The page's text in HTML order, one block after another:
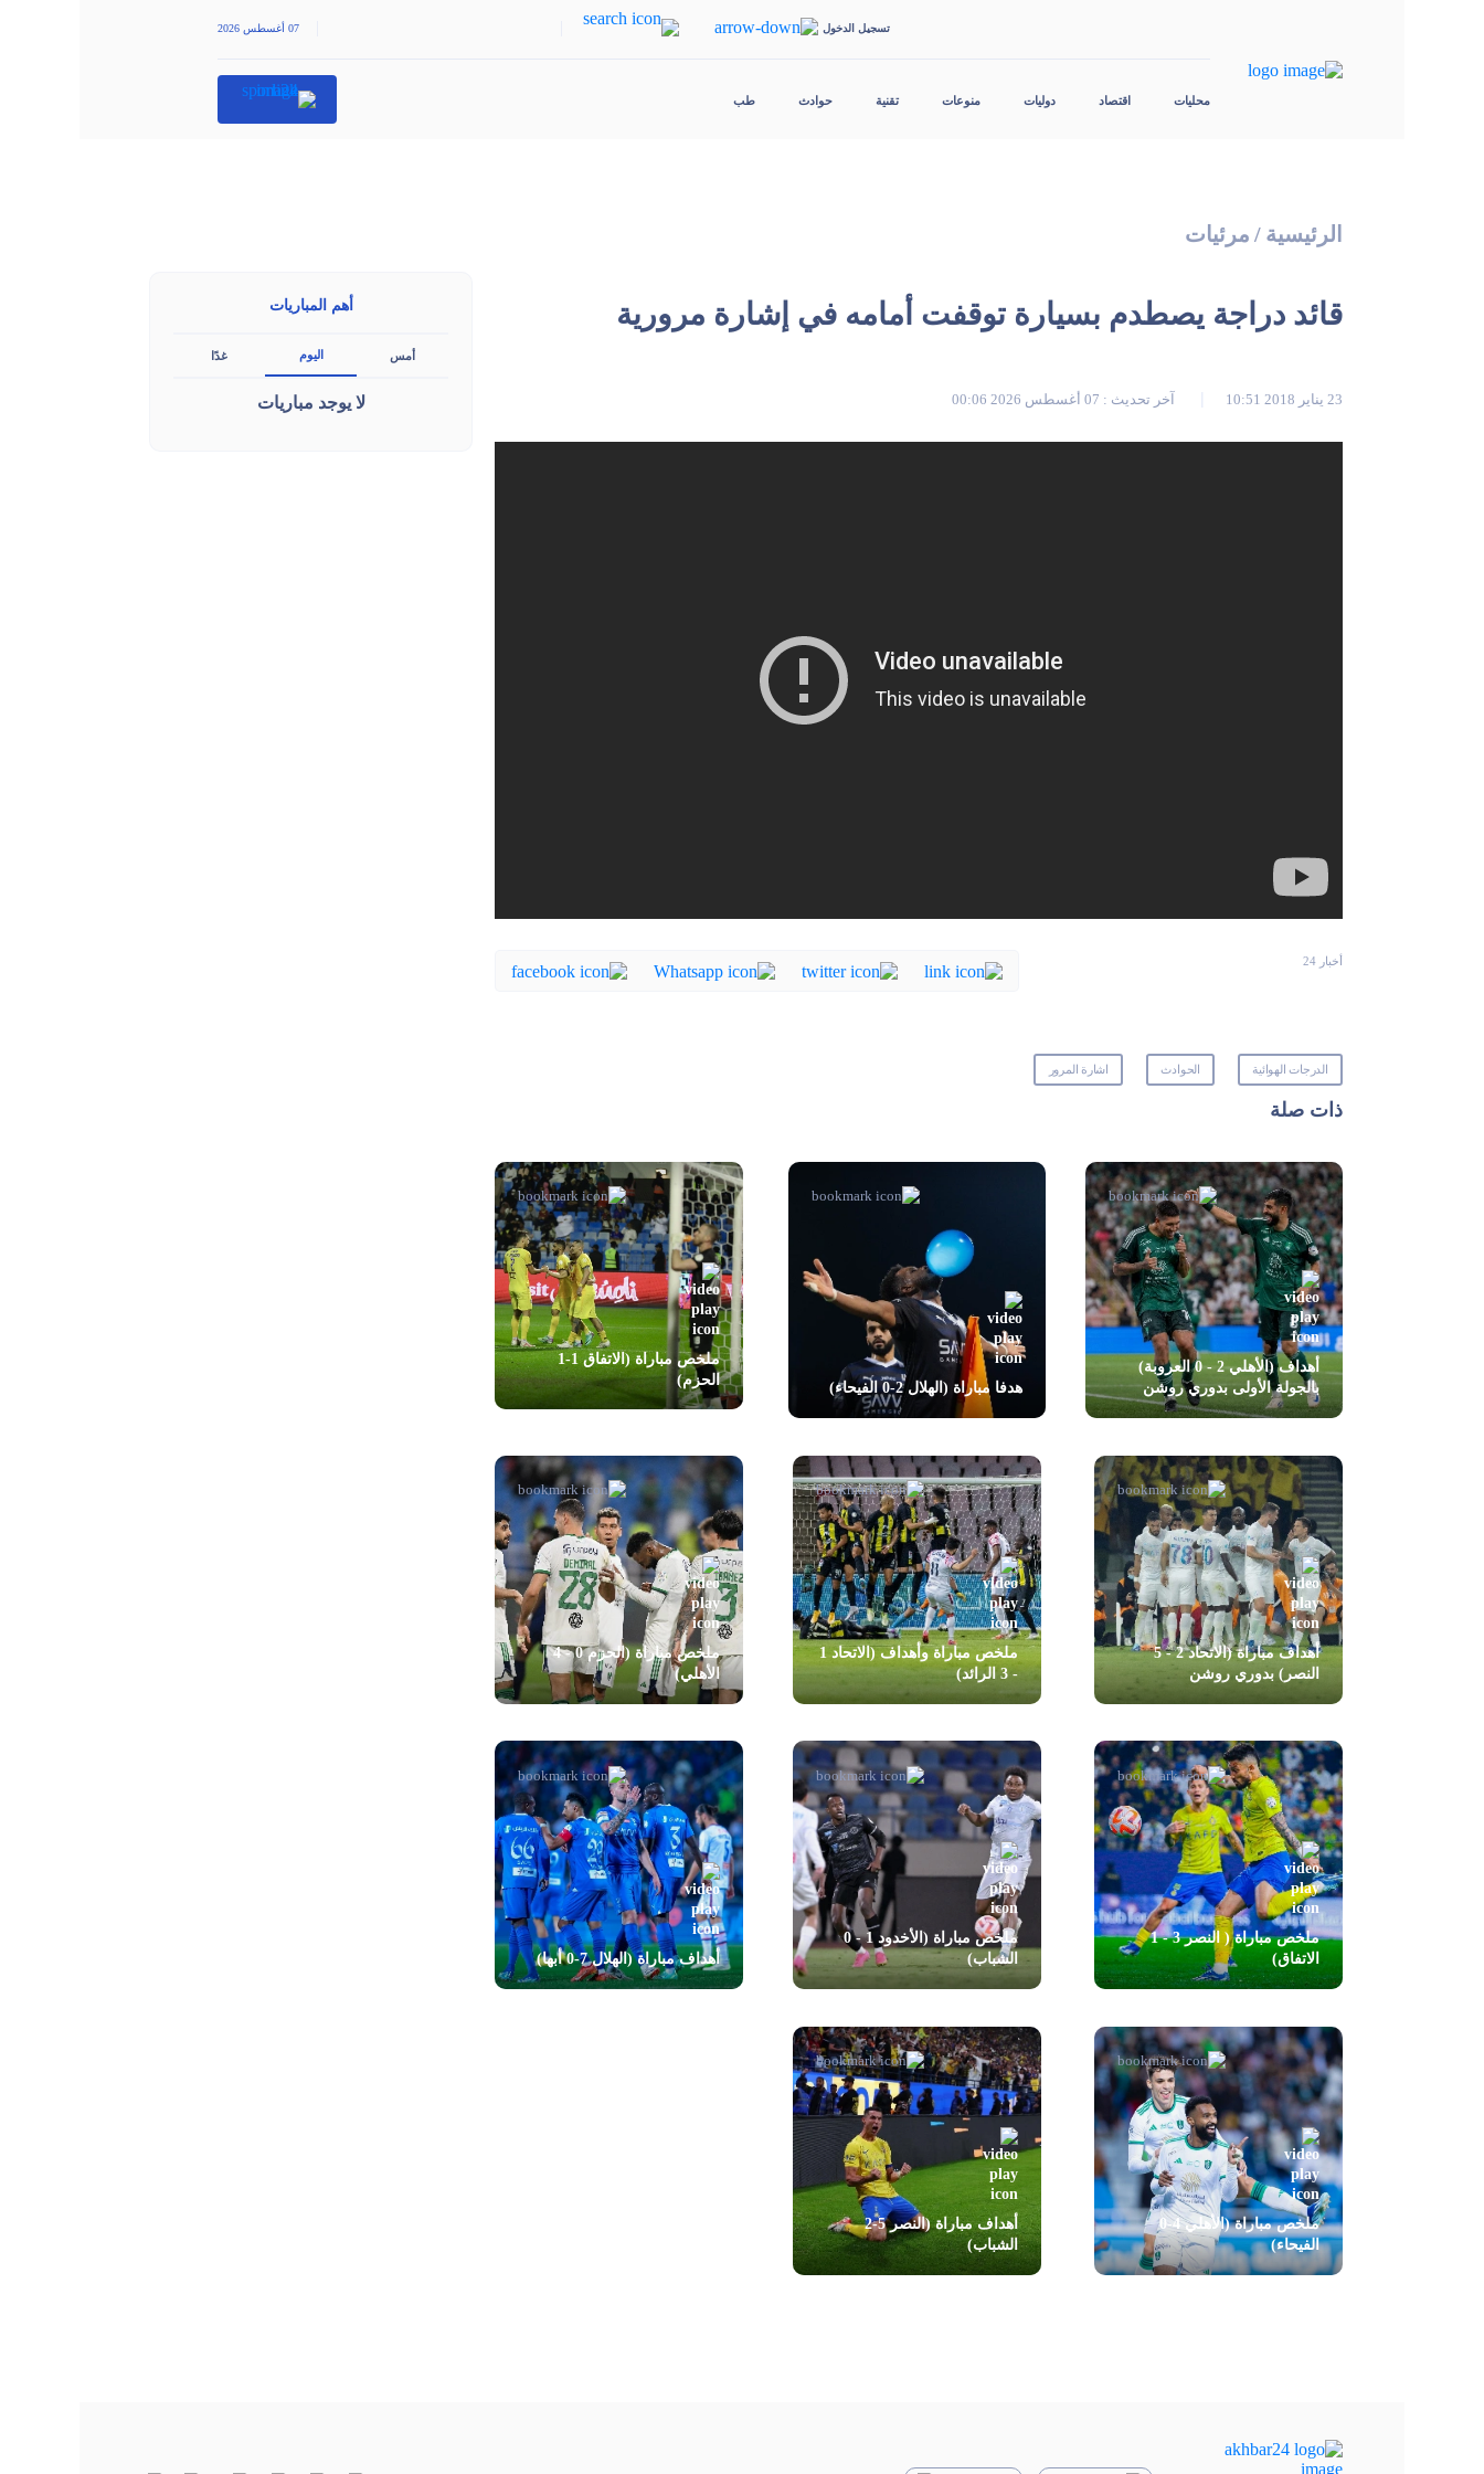
تسجيل الدخول 07 أغسطس 2026
محليات اقتصاد دوليات منوعات تقنية حوادث طب
الرئيسية / مرئيات
قائد دراجة يصطدم بسيارة توقفت أمامه في إشارة مرورية
23 يناير 2018 10:51 آخر تحديث : 07 أغسطس 2026 00:06
أخبار 24
الدرجات الهوائية الحوادث اشارة المرور
ذات صلة
أهداف (الأهلي 2 - 0 العروبة)
بالجولة الأولى بدوري روشن
هدفا مباراة (الهلال 2-0 الفيحاء)
ملخص مباراة (الاتفاق 1-1
الحزم)
أهداف مباراة (الاتحاد 2 - 5
النصر) بدوري روشن
ملخص مباراة وأهداف (الاتحاد 1
- 3 الرائد)
ملخص مباراة (الحزم 0 - 4
الأهلي)
ملخص مباراة ( النصر 3 - 1
الاتفاق)
ملخص مباراة (الأخدود 1 - 0
الشباب)
أهداف مباراة (الهلال 7-0 أبها)
ملخص مباراة (الأهلي 4-0
الفيحاء)
أهداف مباراة (النصر 5-2
الشباب)
أهم المباريات
أمس اليوم غدًا
لا يوجد مباريات